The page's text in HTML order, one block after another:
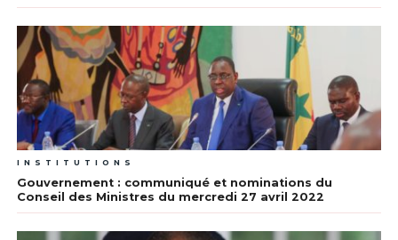
INSTITUTIONS
Gouvernement : communiqué et nominations du
Conseil des Ministres du mercredi 27 avril 2022